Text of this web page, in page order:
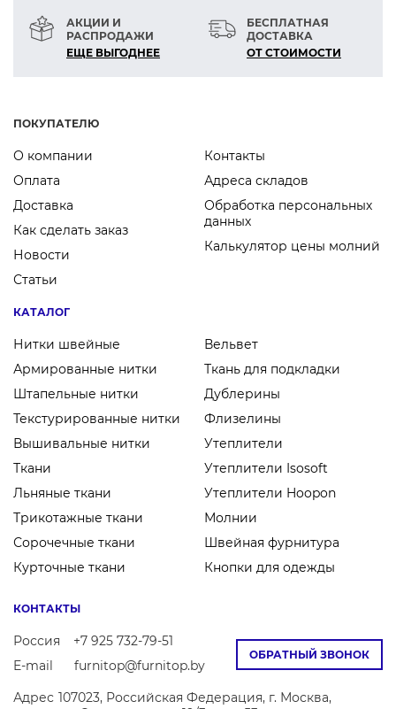
АКЦИИ И
РАСПРОДАЖИ
ЕЩЕ ВЫГОДНЕЕ
БЕСПЛАТНАЯ
ДОСТАВКА
ОТ СТОИМОСТИ
ПОКУПАТЕЛЮ
О компании
Оплата
Доставка
Как сделать заказ
Новости
Статьи
Контакты
Адреса складов
Обработка персональных
данных
Калькулятор цены молний
КАТАЛОГ
Нитки швейные
Армированные нитки
Штапельные нитки
Текстурированные нитки
Вышивальные нитки
Ткани
Льняные ткани
Трикотажные ткани
Сорочечные ткани
Курточные ткани
Вельвет
Ткань для подкладки
Дублерины
Флизелины
Утеплители
Утеплители Isosoft
Утеплители Hoopon
Молнии
Швейная фурнитура
Кнопки для одежды
ОБРАТНЫЙ ЗВОНОК
КОНТАКТЫ
Россия
+7 925 732-79-51
E-mail
furnitop@furnitop.by
Адрес 107023, Российская Федерация, г. Москва,